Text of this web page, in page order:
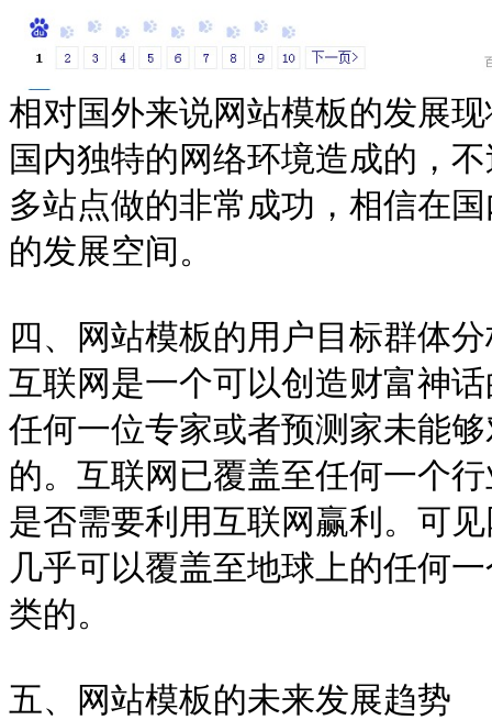
相对国外来说网站模板的发展
国内独特的网络环境造成的，
多站点做的非常成功，相信在
的发展空间。
四、网站模板的用户目标群体
互联网是一个可以创造财富神
任何一位专家或者预测家未能
的。互联网已覆盖至任何一个
是否需要利用互联网赢利。可
几乎可以覆盖至地球上的任何
类的。
五、网站模板的未来发展趋势